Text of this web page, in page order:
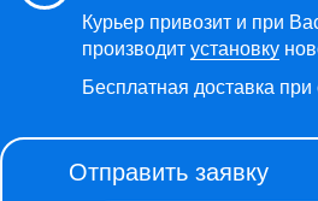
Курьер привозит и при
производит установку
Бесплатная доставка
Отправить заявку